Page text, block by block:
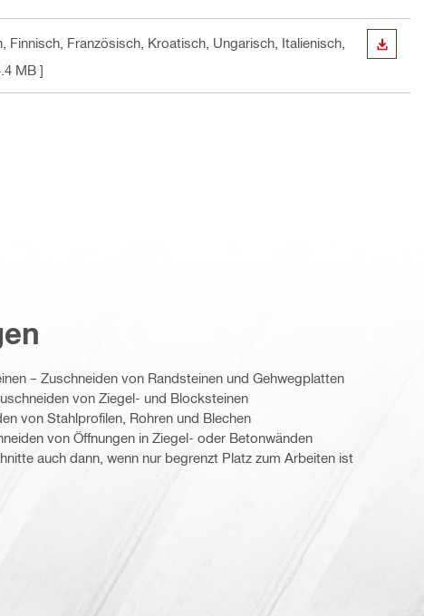
Finnisch, Französisch, Kroatisch, Ungarisch, Italienisch,
MB ]
– Zuschneiden von Randsteinen und Gehwegplatten
von Ziegel- und Blocksteinen
von Stahlprofilen, Rohren und Blechen
von Öffnungen in Ziegel- oder Betonwänden
auch dann, wenn nur begrenzt Platz zum Arbeiten ist